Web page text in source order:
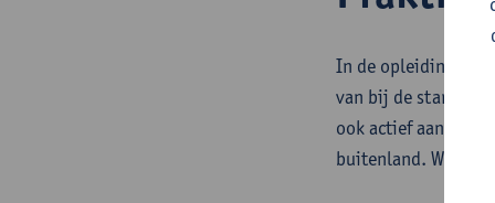
In de opleiding
van bij de start
ook actief aan de
buitenland. Wist je